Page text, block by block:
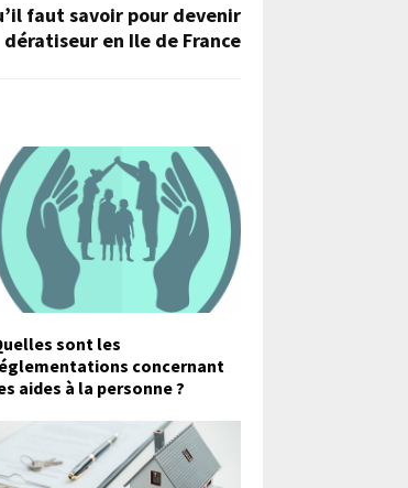
faut savoir pour devenir
dératiseur en Ile de France
sont les
concernant
aides à la personne ?